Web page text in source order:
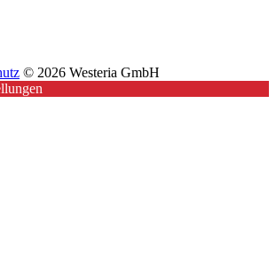
© 2026 Westeria GmbH